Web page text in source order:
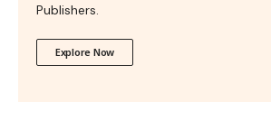
Publishers.
Explore Now